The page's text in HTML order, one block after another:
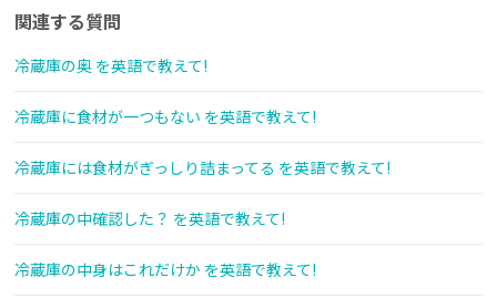
関連する質問
冷蔵庫の奥 を英語で教えて!
冷蔵庫に食材が一つもない を英語で教えて!
冷蔵庫には食材がぎっしり詰まってる を英語で教えて!
冷蔵庫の中確認した？ を英語で教えて!
冷蔵庫の中身はこれだけか を英語で教えて!